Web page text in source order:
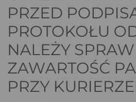
PRZED
PROTOKOŁU
NALEŻY
ZAWARTOŚĆ
PRZY